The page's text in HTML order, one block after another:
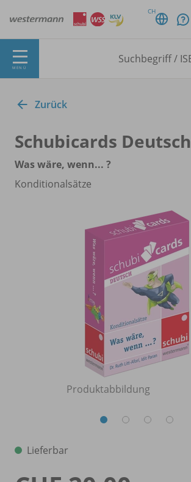
CH
MENÜ
Zurück
Schubicards Deutsch
Was wäre, wenn... ?
Konditionalsätze
Produktabbildung
Lieferbar